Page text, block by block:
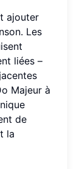
ajouter
Les
liées –
Majeur à
de
la